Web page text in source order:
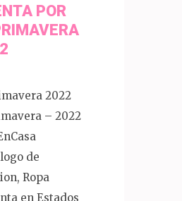
POR
2022
– 2022
de
Ropa
en Estados